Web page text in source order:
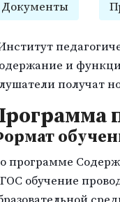
Документы
и
получат
программе
обучение